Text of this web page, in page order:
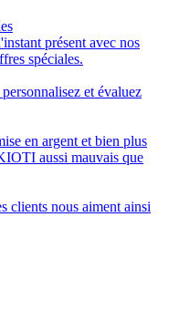
présent avec nos
spéciales.
et évaluez
en argent et bien plus
aussi mauvais que
clients nous aiment ainsi